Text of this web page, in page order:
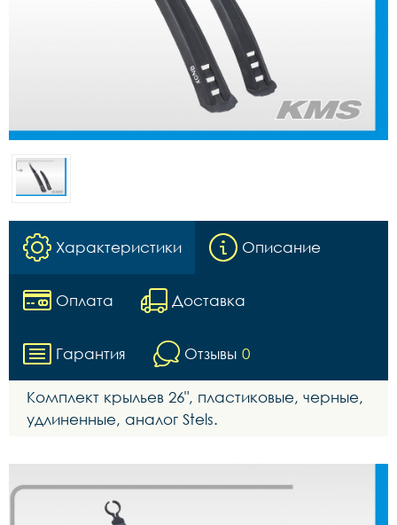
Характеристики Описание
Оплата Доставка
Гарантия Отзывы 0
Комплект крыльев 26", пластиковые, черные,
удлиненные, аналог Stels.